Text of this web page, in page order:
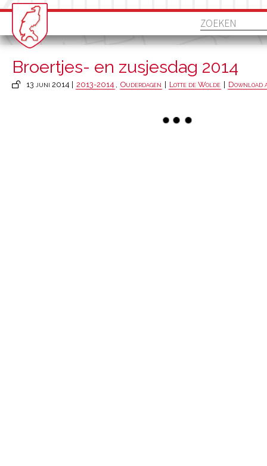
Broertjes- en zusjesdag 2014
13 juni 2014 | 2013-2014 , Ouderdagen Lotte de Wolde Download